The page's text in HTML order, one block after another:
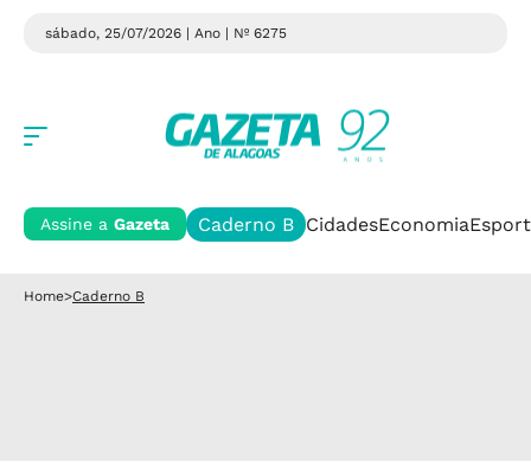
sábado, 25/07/2026 | Ano | Nº 6275
Assine a Gazeta Caderno B CidadesEconomia
Home>Caderno B